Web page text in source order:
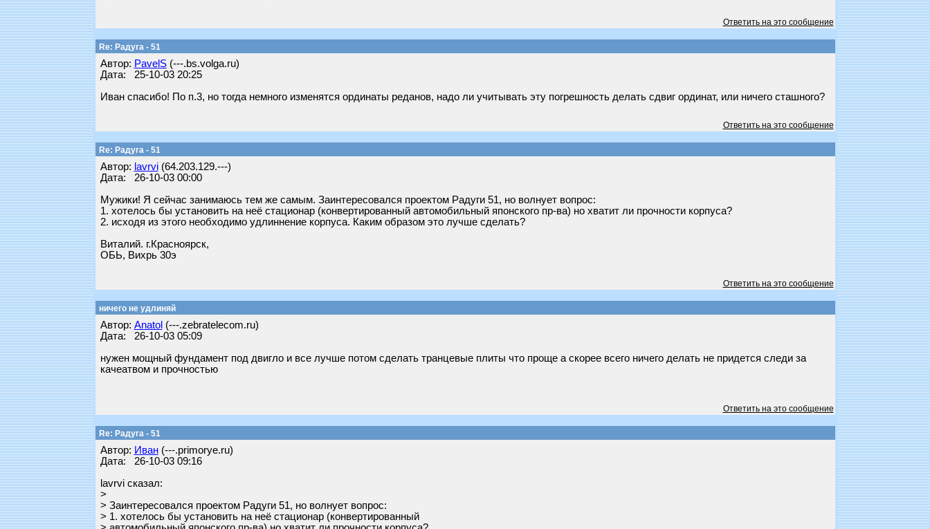
Ответить на это сообщение
Re: Радуга - 51
Автор: PavelS(---.bs.volga.ru)
Дата: 25-10-03 20:25
Иван спасибо! По п.3, но тогда немного изменятся ординаты реданов, надо ли учитывать эту погрешность делать сдвиг ординат, или ничего сташного?
Ответить на это сообщение
Re: Радуга - 51
Автор: lavrvi(64.203.129.---)
Дата: 26-10-03 00:00
Мужики! Я сейчас занимаюсь тем же самым. Заинтересовался проектом Радуги 51, но волнует вопрос:
1. хотелось бы установить на неё стационар (конвертированный автомобильный японского пр-ва) но хватит ли прочности корпуса?
2. исходя из этого необходимо удлиннение корпуса. Каким образом это лучше сделать?
Виталий. г.Красноярск,
ОБЬ, Вихрь 30э
Ответить на это сообщение
ничего не удлиняй
Автор: Anatol (---.zebratelecom.ru)
Дата: 26-10-03 05:09
нужен мощный фундамент под двигло и все лучше потом сделать транцевые плиты что проще а скорее всего ничего делать не придется следи за
качеатвом и прочностью
Ответить на это сообщение
Re: Радуга - 51
Автор: Иван(---.primorye.ru)
Дата: 26-10-03 09:16
lavrvi сказал:
>
> Заинтересовался проектом Радуги 51, но волнует вопрос:
> 1. хотелось бы установить на неё стационар (конвертированный